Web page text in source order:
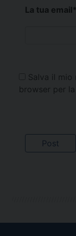
La tua email*
Salva il mio
browser per